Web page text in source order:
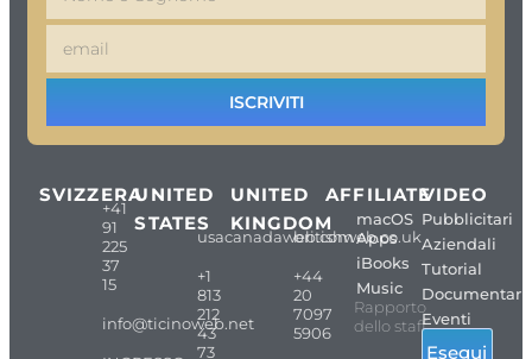
ISCRIVITI
SVIZZERA
+41
91
225
37
15
info@ticinoweb.net
UNITED
STATES
usacanadaweb.com
+1
813
212
43
73
UNITED
KINGDOM
britishweb.co.uk
+44
20
7097
5906
AFFILIATE
macOS
Apps
iBooks
Music
Rapporto
dello staff
VIDEO
Pubblicitari
Aziendali
Tutorial
Documentari
Eventi
Esegui